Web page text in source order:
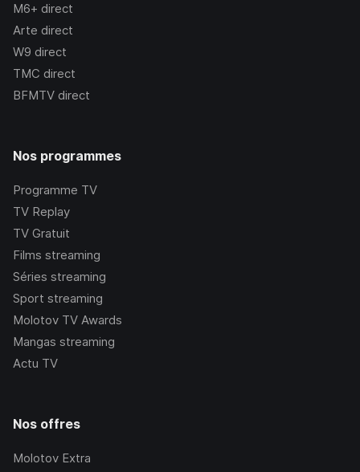
M6+ direct
Arte direct
W9 direct
TMC direct
BFMTV direct
Nos programmes
Programme TV
TV Replay
TV Gratuit
Films streaming
Séries streaming
Sport streaming
Molotov TV Awards
Mangas streaming
Actu TV
Nos offres
Molotov Extra